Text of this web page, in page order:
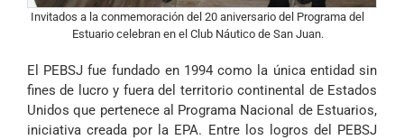
Invitados a la conmemoración del 20 aniversario del Programa del
Estuario celebran en el Club Náutico de San Juan.
El PEBSJ fue fundado en 1994 como la única entidad sin
fines de lucro y fuera del territorio continental de Estados
Unidos que pertenece al Programa Nacional de Estuarios,
iniciativa creada por la EPA. Entre los logros del PEBSJ